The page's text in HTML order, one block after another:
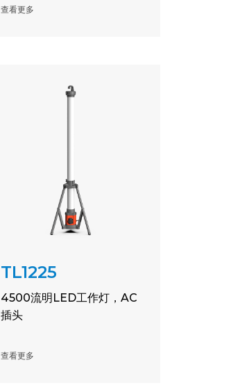
查看更多
TL1225
4500流明LED工作灯，AC
插头
查看更多